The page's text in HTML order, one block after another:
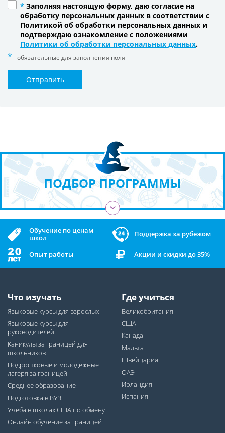
* Заполняя настоящую форму, даю согласие на
обработку персональных данных в соответствии с
Политикой об обработки персональных данных и
подтверждаю ознакомление с положениями
Политики об обработки персональных данных.
- обязательные для заполнения поля
Отправить
ПОДБОР ПРОГРАММЫ
›
Обучение по ценам
школ
Поддержка за рубежом
Опыт работы Акции и скидки до 35%
Что изучать
Языковые курсы для взрослых
Языковые курсы для
руководителей
Каникулы за границей для
школьников
Подростковые и молодежные
лагеря за границей
Среднее образование
Подготовка в ВУЗ
Учеба в школах США по обмену
Онлайн обучение за границей
Где учиться
Великобритания
США
Канада
Мальта
Швейцария
ОАЭ
Ирландия
Испания